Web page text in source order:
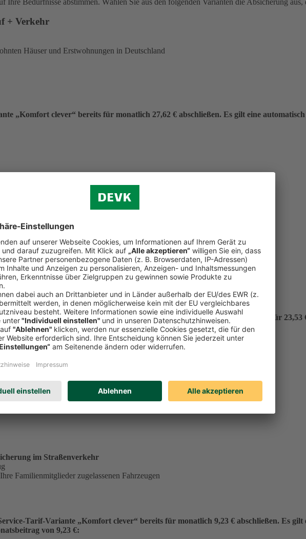
+ Verkehr
Häuser und Erstwohnungen in Deutschland
„Komfort clever“ bereits für monatlich 27,62 € abschließen. Es gilt eine automatisch
von 331,40 €.
(ohne Verkehr)
Reiserecht
Bereich (Premium-Schutz)
tätiger Single in der Service-Tarif-Variante „Komfort clever“ bereits für 23,53
für einen Monatsbeitrag von 23,53 €:
.
im Straßenverkehr
Familienmitglieder zugelassenen Fahrzeugen
Tarif-Variante „Komfort clever“ bereits für monatlich 9,23 € abschließen. Es gilt
von 9,23 €: